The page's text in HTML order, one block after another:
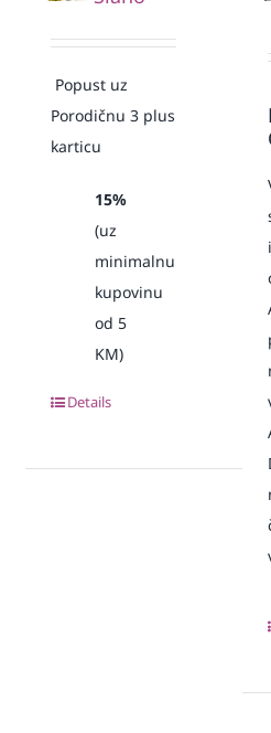
Popust uz
Porodičnu 3 plus
karticu
15%
(uz
minimalnu
kupovinu
od 5
KM)
Details